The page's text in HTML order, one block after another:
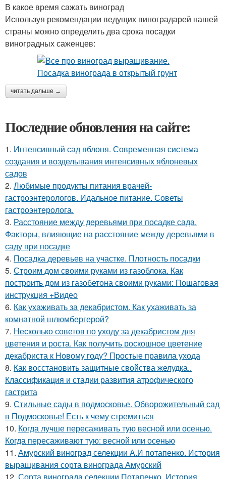
В какое время сажать виноград
Используя рекомендации ведущих виноградарей нашей
страны можно определить два срока посадки
виноградных саженцев:
читать дальше →
Последние обновления на сайте:
1. Интенсивный сад яблоня. Современная система
создания и возделывания интенсивных яблоневых
садов
2. Любимые продукты питания врачей-
гастроэнтерологов. Идальное питание. Советы
гастроэнтеролога.
3. Расстояние между деревьями при посадке сада.
Факторы, влияющие на расстояние между деревьями в
саду при посадке
4. Посадка деревьев на участке. Плотность посадки
5. Строим дом своими руками из газоблока. Как
построить дом из газобетона своими руками: Пошаговая
инструкция +Видео
6. Как ухаживать за декабристом. Как ухаживать за
комнатной шлюмбергерой?
7. Несколько советов по уходу за декабристом для
цветения и роста. Как получить роскошное цветение
декабриста к Новому году? Простые правила ухода
8. Как восстановить защитные свойства желудка..
Классификация и стадии развития атрофического
гастрита
9. Стильные сады в подмосковье. Обворожительный сад
в Подмосковье! Есть к чему стремиться
10. Когда лучше пересаживать тую весной или осенью.
Когда пересаживают тую: весной или осенью
11. Амурский виноград селекции А.И потапенко. История
выращивания сорта винограда Амурский
12. Сорта винограда селекции Потапенко. История